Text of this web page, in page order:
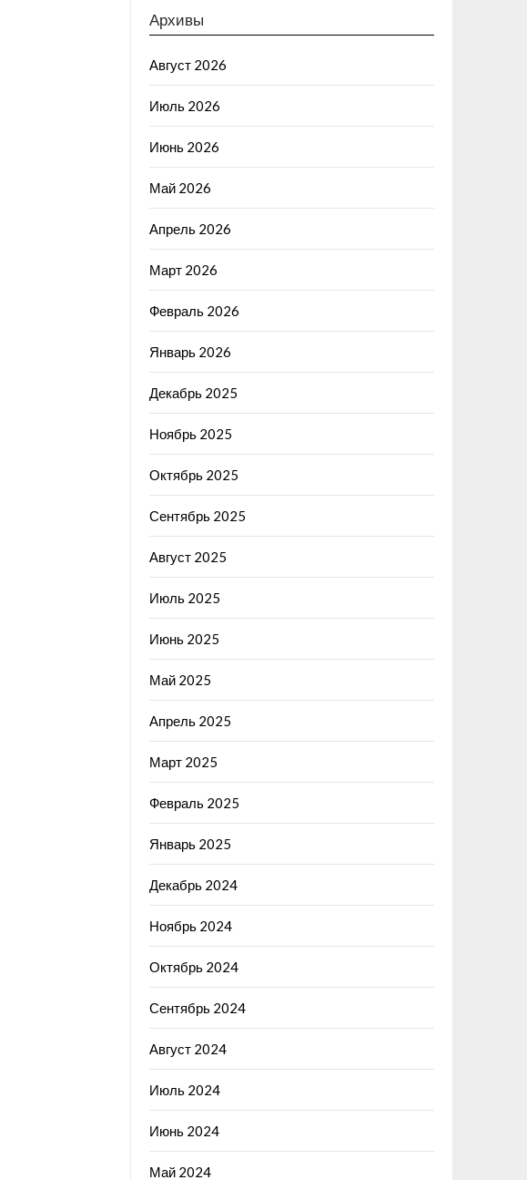
Архивы
Август 2026
Июль 2026
Июнь 2026
Май 2026
Апрель 2026
Март 2026
Февраль 2026
Январь 2026
Декабрь 2025
Ноябрь 2025
Октябрь 2025
Сентябрь 2025
Август 2025
Июль 2025
Июнь 2025
Май 2025
Апрель 2025
Март 2025
Февраль 2025
Январь 2025
Декабрь 2024
Ноябрь 2024
Октябрь 2024
Сентябрь 2024
Август 2024
Июль 2024
Июнь 2024
Май 2024